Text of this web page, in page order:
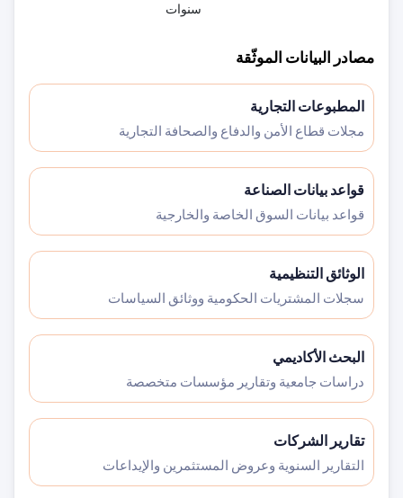
سنوات
مصادر البيانات الموثّقة
المطبوعات التجارية
مجلات قطاع الأمن والدفاع والصحافة التجارية
قواعد بيانات الصناعة
قواعد بيانات السوق الخاصة والخارجية
الوثائق التنظيمية
سجلات المشتريات الحكومية ووثائق السياسات
البحث الأكاديمي
دراسات جامعية وتقارير مؤسسات متخصصة
تقارير الشركات
التقارير السنوية وعروض المستثمرين والإيداعات